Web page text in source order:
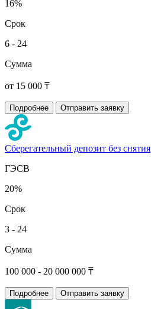
16%
Срок
6 - 24
Сумма
от 15 000 ₸
Подробнее Отправить заявку
Сберегательный депозит без снятия
ГЭСВ
20%
Срок
3 - 24
Сумма
100 000 - 20 000 000 ₸
Подробнее Отправить заявку